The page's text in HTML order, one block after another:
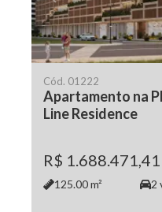
Cód. 01222
Apartamento na
Line Residence
R$ 1.688.471,41
125.00m² 2